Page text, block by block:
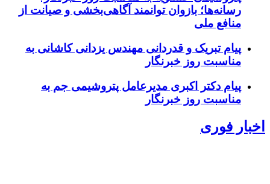
رسانه‌ها؛ بازوان توانمند آگاهی‌بخشی و صیانت از
منافع ملی
پیام تبریک و قدردانی مهندس یزدانی کاشانی به
مناسبت روز خبرنگار
پیام دکتر اکبری مدیرعامل پتروشیمی جم به
مناسبت روز خبرنگار
اخبار فوری